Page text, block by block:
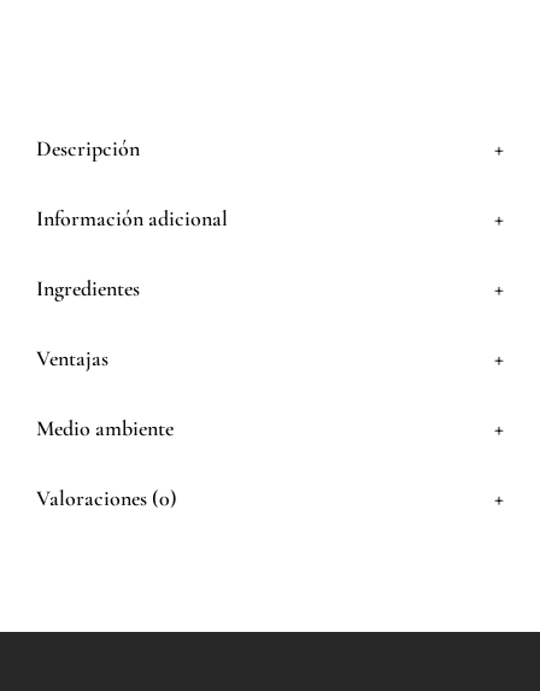
Descripción +
Información adicional +
Ingredientes +
Ventajas +
Medio ambiente +
Valoraciones (0) +